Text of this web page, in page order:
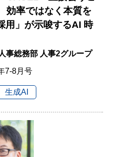
率ではなく本質を
」が示唆するAI 時
総務部 人事2グループ
7-8月号
生成AI